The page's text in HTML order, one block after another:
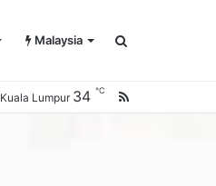
Malaysia
RSS
Kuala Lumpur 34 ℃